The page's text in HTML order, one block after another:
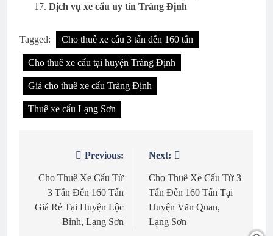
Dịch vụ xe cẩu uy tín Tràng Định
Tagged: Cho thuê xe cẩu 3 tấn đến 160 tấn
Cho thuê xe cẩu tại huyện Tràng Định
Giá cho thuê xe cẩu Tràng Định
Thuê xe cẩu Lạng Sơn
hướng
bài
Previous:
Cho Thuê Xe Cẩu Từ
3 Tấn Đến 160 Tấn
Giá Rẻ Tại Huyện Lộc
Bình, Lạng Sơn
Next:
Cho Thuê Xe Cẩu Từ 3
Tấn Đến 160 Tấn Tại
Huyện Văn Quan,
Lạng Sơn